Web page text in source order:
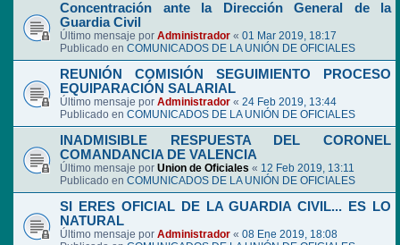
Concentración ante la Dirección General de la
Guardia Civil
Último mensaje por Administrador « 01 Mar 2019, 18:17
Publicado en COMUNICADOS DE LA UNIÓN DE OFICIALES
REUNIÓN COMISIÓN SEGUIMIENTO PROCESO
EQUIPARACIÓN SALARIAL
Último mensaje por Administrador « 24 Feb 2019, 13:44
Publicado en COMUNICADOS DE LA UNIÓN DE OFICIALES
INADMISIBLE RESPUESTA DEL CORONEL
COMANDANCIA DE VALENCIA
Último mensaje por Union de Oficiales « 12 Feb 2019, 13:11
Publicado en COMUNICADOS DE LA UNIÓN DE OFICIALES
SI ERES OFICIAL DE LA GUARDIA CIVIL... ES LO
NATURAL
Último mensaje por Administrador « 08 Ene 2019, 18:08